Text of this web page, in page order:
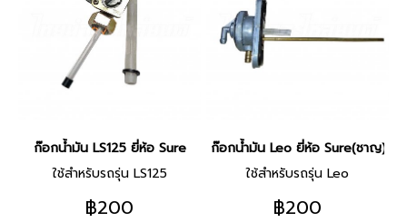
ก๊อกน้ำมัน LS125 ยี่ห้อ Sure
ใช้สำหรับรถรุ่น LS125
฿200
ก๊อกน้ำมัน Leo ยี่ห้อ Sure(ชาญ)
ใช้สำหรับรถรุ่น Leo
฿200